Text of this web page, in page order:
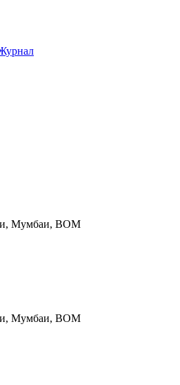
Мумбаи, BOM
Мумбаи, BOM